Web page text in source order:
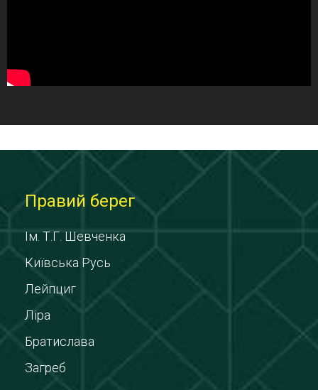
Правий берег
Ім. Т.Г. Шевченка
Київська Русь
Лейпциг
Ліра
Братислава
Загреб